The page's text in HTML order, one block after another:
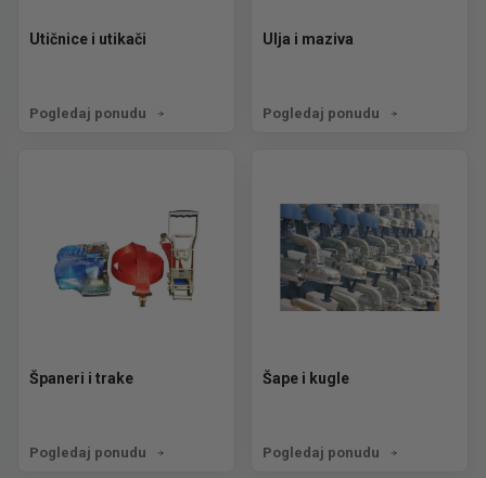
Utičnice i utikači
Pogledaj ponudu
Ulja i maziva
Pogledaj ponudu
Španeri i trake
Pogledaj ponudu
Šape i kugle
Pogledaj ponudu